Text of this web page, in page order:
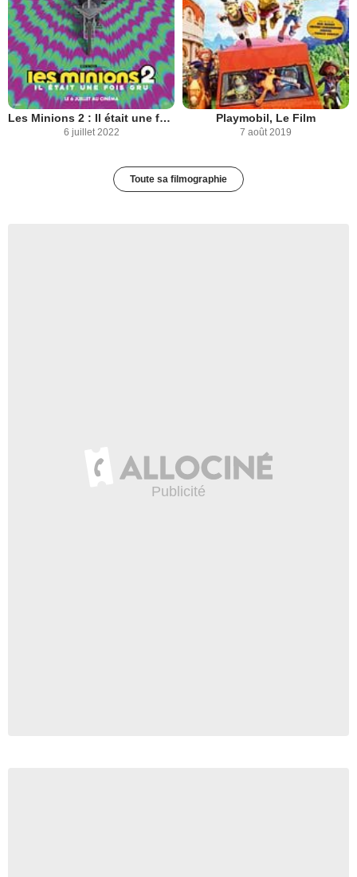
Les Minions 2 : Il était une fois Gru
6 juillet 2022
Playmobil, Le Film
7 août 2019
Toute sa filmographie